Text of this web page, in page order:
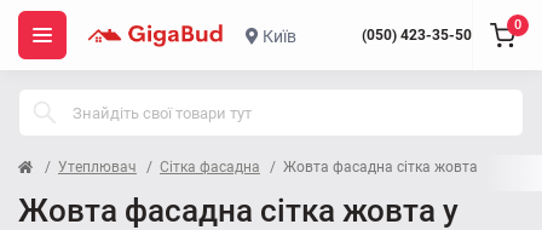
Київ (050) 423-35-50
0
Утеплювач Сітка фасадна Жовта фасадна сітка жовта
Жовта фасадна сітка жовта у